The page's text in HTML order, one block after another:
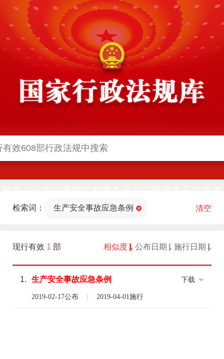
法部官网)同步公布
检索词： 生产安全事故应急条例 清空
现行有效 1 部 相似度 公布日期 施行日期
1. 生产安全事故应急条例
2019-02-17公布 2019-04-01施行
下载